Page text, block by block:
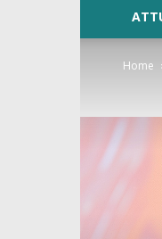
Home